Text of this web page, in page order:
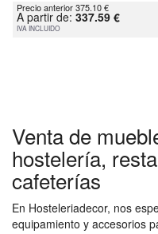
Precio anterior 375.10 €
A partir de: 337.59 €
IVA INCLUIDO
Venta de
hostelería,
cafeterías
En Hosteleriadecor, nos
equipamiento y accesorios